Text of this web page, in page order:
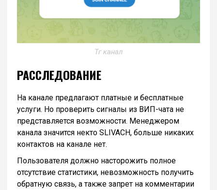
Тг канал
РАССЛЕДОВАНИЕ
На канале предлагают платные и бесплатные
услуги. Но проверить сигналы из ВИП-чата не
представляется возможности. Менеджером
канала значится некто SLIVACH, больше никаких
контактов на канале нет.
Пользователя должно насторожить полное
отсутствие статистики, невозможность получить
обратную связь, а также запрет на комментарии